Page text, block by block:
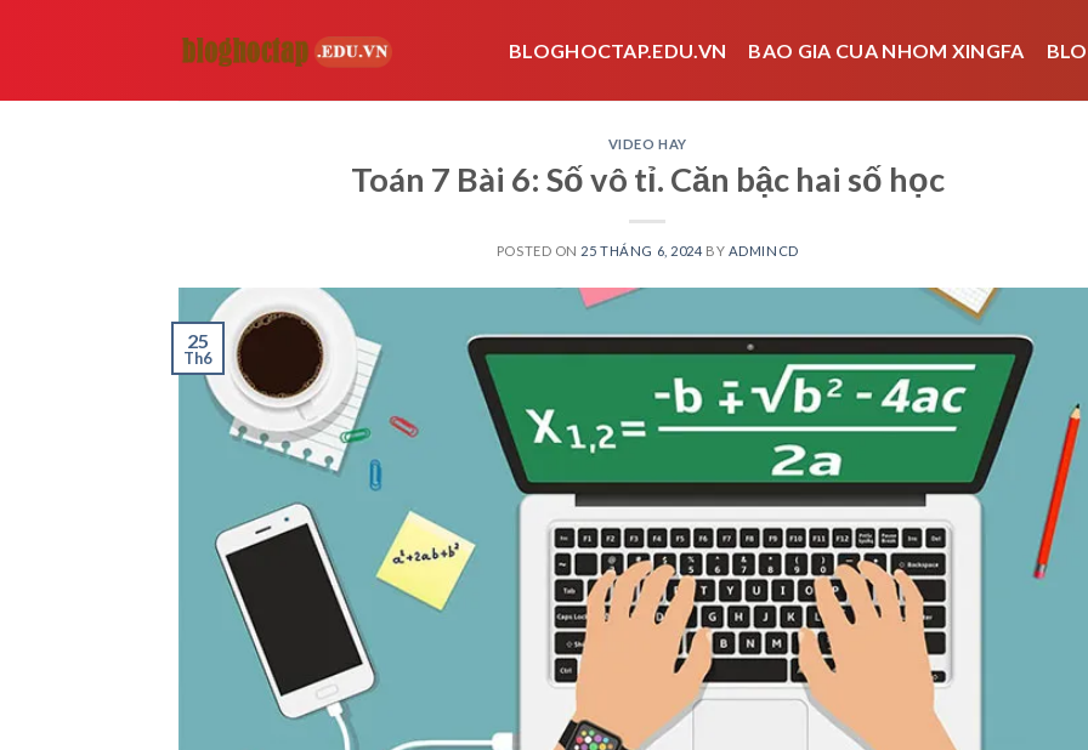
BLOGHOCTAP.EDU.VN BAO GIA CUA NHOM XINGFA
VIDEO HAY
Toán 7 Bài 6: Số vô tỉ. Căn bậc hai số học
POSTED ON 25 THÁNG 6, 2024 BY ADMINCD
25
Th6